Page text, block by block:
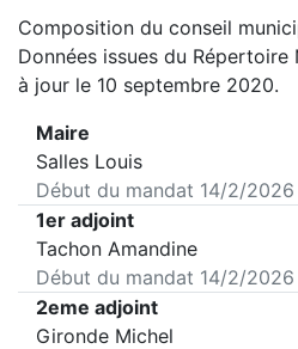
Composition du conseil
Données issues du Répertoire
à jour le 10 septembre 2020.
Maire
Salles Louis
Début du mandat 14/2/2026
1er adjoint
Tachon Amandine
Début du mandat 14/2/2026
2eme adjoint
Gironde Michel